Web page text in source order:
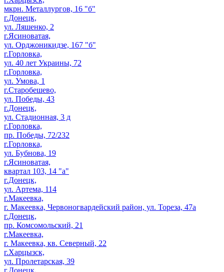
мкрн. Металлургов, 16 "б"
г.Донецк,
ул. Ляшенко, 2
г.Ясиноватая,
ул. Орджоникидзе, 167 "б"
г.Горловка,
ул. 40 лет Украины, 72
г.Горловка,
ул. Умова, 1
г.Старобешево,
ул. Победы, 43
г.Донецк,
ул. Стадионная, 3 д
г.Горловка,
пр. Победы, 72/232
г.Горловка,
ул. Бубнова, 19
г.Ясиноватая,
квартал 103, 14 "а"
г.Донецк,
ул. Артема, 114
г.Макеевка,
г. Макеевка, Червоногвардейский район, ул. Тореза, 47а
г.Донецк,
пр. Комсомольский, 21
г.Макеевка,
г. Макеевка, кв. Северный, 22
г.Харцызск,
ул. Пролетарская, 39